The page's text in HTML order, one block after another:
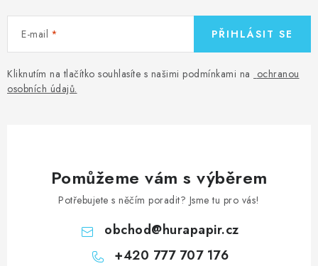
E-mail
Kliknutím na tlačítko souhlasíte s našimi podmínkami na ochranou
osobních údajů.
PŘIHLÁSIT SE
Pomůžeme vám s výběrem
Potřebujete s něčím poradit? Jsme tu pro vás!
obchod@hurapapir.cz
+420 777 707 176